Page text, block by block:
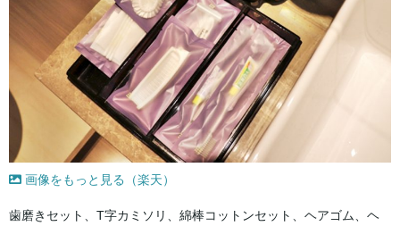
画像をもっと見る（楽天）
歯磨きセット、T字カミソリ、綿棒コットンセット、ヘアゴム、ヘ